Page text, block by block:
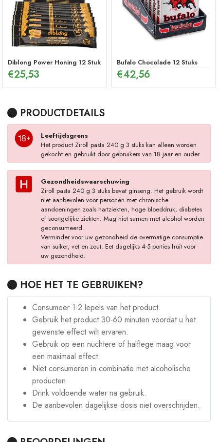
Diblong Power Honing 12 Stuks
€25,53
Bufalo Chocolade 12 Stuks
€42,56
PRODUCTDETAILS
Leeftijdsgrens
Het product Ziroll pasta 240 g 3 stuks kan alleen worden
gekocht en gebruikt door gebruikers van 18 jaar en ouder.
Gezondheidswaarschuwing
Ziroll pasta 240 g 3 stuks bevat ginseng. Het gebruik wordt
niet aanbevolen voor personen met chronische
aandoeningen zoals hartziekten, hoge bloeddruk, diabetes
of soortgelijke ziekten. Mag niet samen met alcohol worden
geconsumeerd.
Verminder voor uw gezondheid de overmatige consumptie
van suiker, vet en zout. Eet dagelijks 4-5 porties fruit voor
uw gezondheid.
HOE HET TE GEBRUIKEN?
Consumeer 1-2 lepels van het product.
Gebruik het product 30-60 minuten voordat u het
gewenste effect wilt ervaren.
Gebruik op een nuchtere of halflege maag voor
een maximaal effect.
Niet consumeren in combinatie met alcoholische
producten.
Drink voldoende water na gebruik.
De aanbevolen dagelijkse dosis niet overschrijden.